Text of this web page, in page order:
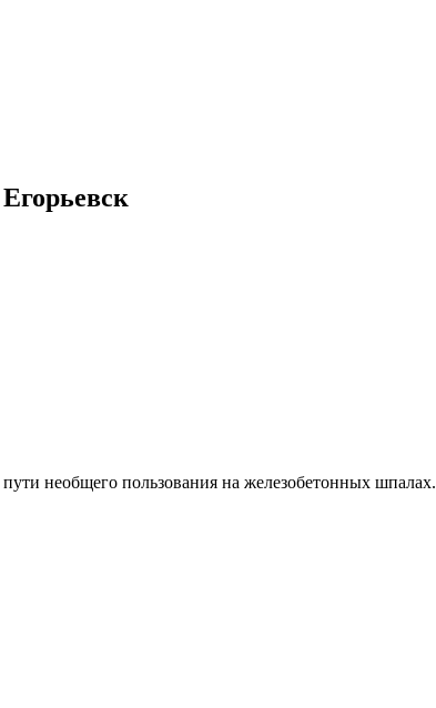
необщего пользования на железобетонных шпалах.